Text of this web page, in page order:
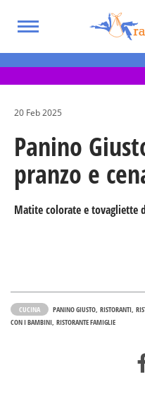
main
Toggle
Eventi per
nella Città
20 Feb 2025
Panino
pranzo e
Matite colorate e tovagliette
CUCINA PANINO GIUSTO RISTORANTI
CON I BAMBINI RISTORANTE FAMIGLIE